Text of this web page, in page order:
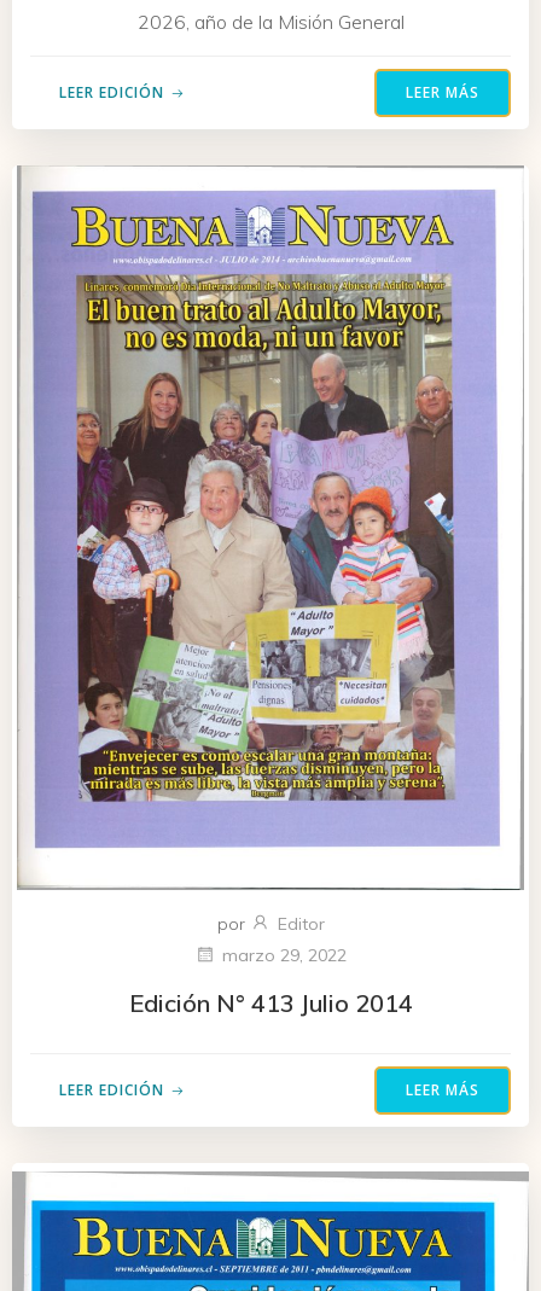
2026, año de la Misión General
LEER EDICIÓN LEER MÁS
por
Editor
marzo 29, 2022
Edición N° 413 Julio 2014
LEER EDICIÓN LEER MÁS